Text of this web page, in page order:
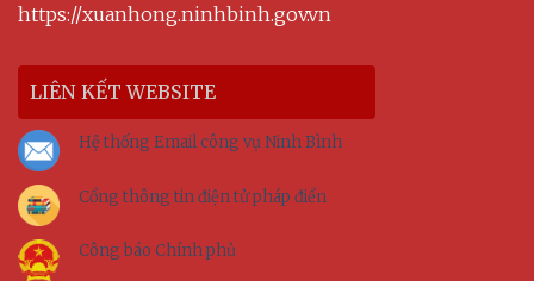
https://xuanhong.ninhbinh.gov.vn
LIÊN KẾT WEBSITE
Hệ thống Email công vụ Ninh Bình
Cổng thông tin điện tử pháp điển
Công báo Chính phủ